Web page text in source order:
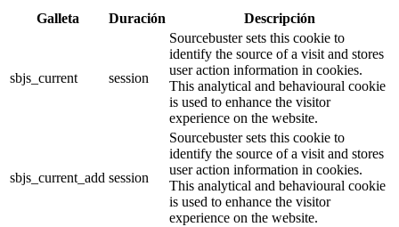
Galleta Duración Descripción
sbjs_current session
Sourcebuster sets this cookie to
identify the source of a visit and stores
user action information in cookies.
This analytical and behavioural cookie
is used to enhance the visitor
experience on the website.
sbjs_current_add session
Sourcebuster sets this cookie to
identify the source of a visit and stores
user action information in cookies.
This analytical and behavioural cookie
is used to enhance the visitor
experience on the website.